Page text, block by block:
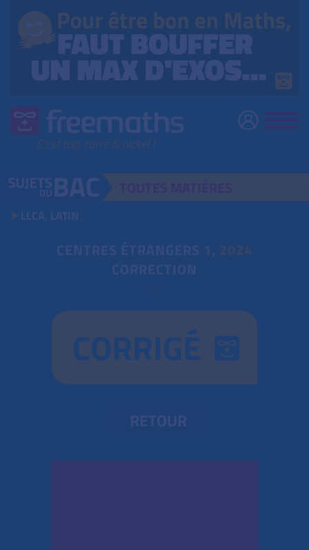
LLCA, LATIN
CENTRES ÉTRANGERS 1, 2024
CORRECTION
CORRIGÉ
RETOUR